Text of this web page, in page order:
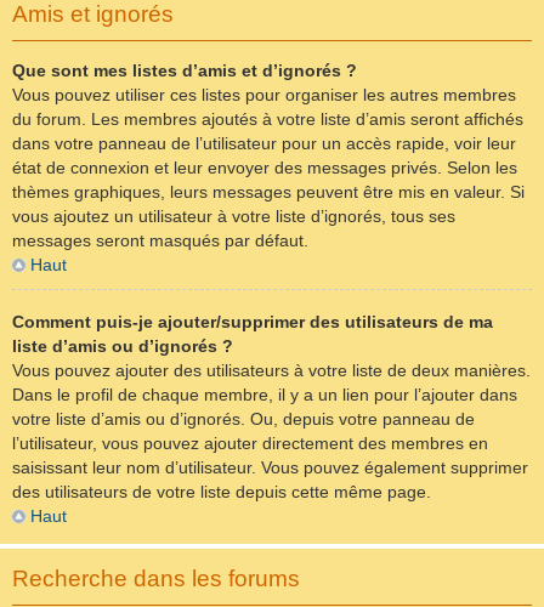
Amis et ignorés
Que sont mes listes d’amis et d’ignorés ?
Vous pouvez utiliser ces listes pour organiser les autres membres
du forum. Les membres ajoutés à votre liste d’amis seront affichés
dans votre panneau de l’utilisateur pour un accès rapide, voir leur
état de connexion et leur envoyer des messages privés. Selon les
thèmes graphiques, leurs messages peuvent être mis en valeur. Si
vous ajoutez un utilisateur à votre liste d’ignorés, tous ses
messages seront masqués par défaut.
Haut
Comment puis-je ajouter/supprimer des utilisateurs de ma
liste d’amis ou d’ignorés ?
Vous pouvez ajouter des utilisateurs à votre liste de deux manières.
Dans le profil de chaque membre, il y a un lien pour l’ajouter dans
votre liste d’amis ou d’ignorés. Ou, depuis votre panneau de
l’utilisateur, vous pouvez ajouter directement des membres en
saisissant leur nom d’utilisateur. Vous pouvez également supprimer
des utilisateurs de votre liste depuis cette même page.
Haut
Recherche dans les forums